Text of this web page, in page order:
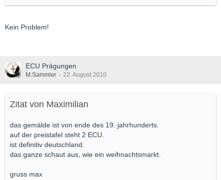
Kein Problem!
ECU Prägungen
M.Sammler 22. August 2010
Zitat von Maximilian
das gemälde ist von ende des 19. jahrhunderts.
auf der preistafel steht 2 ECU.
ist definitiv deutschland.
das ganze schaut aus, wie ein weihnachtsmarkt.
gruss max